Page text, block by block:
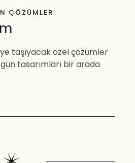
ÇÖZÜMLER
taşıyacak özel çözümler
tasarımları bir arada